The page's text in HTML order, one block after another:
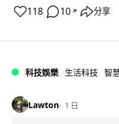
118 10 ↗ 分享
科技娛樂 生活科技 智
Lawton 1 日